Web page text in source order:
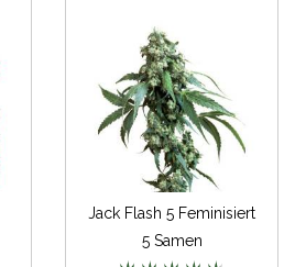
Jack Flash 5 Feminisiert
5 Samen